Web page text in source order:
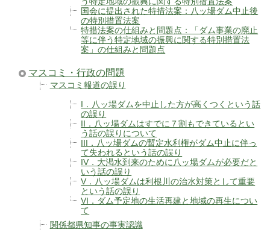
国会に提出された特措法案：八ッ場ダム中止後
の特別措置法案
特措法案の仕組みと問題点：「ダム事業の廃止
等に伴う特定地域の振興に関する特別措置法
案」の仕組みと問題点
マスコミ・行政の問題
マスコミ報道の誤り
I．八ッ場ダムを中止した方が高くつくという話
の誤り
II．八ッ場ダムはすでに７割もできているとい
う話の誤りについて
III．八ッ場ダムの暫定水利権がダム中止に伴っ
て失われるという話の誤り
IV．大渇水到来のために八ッ場ダムが必要だと
いう話の誤り
V．八ッ場ダムは利根川の治水対策として重要
という話の誤り
VI．ダム予定地の生活再建と地域の再生につい
て
関係都県知事の事実認識